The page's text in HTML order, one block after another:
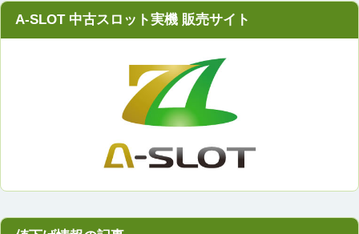
A-SLOT 中古スロット実機 販売サイト